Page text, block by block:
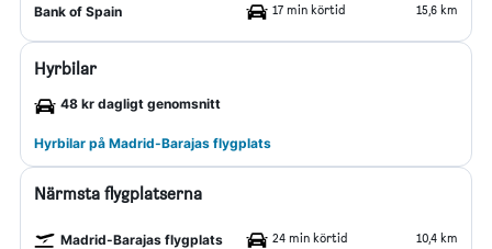
Bank of Spain 17 min körtid 15,6 km
Hyrbilar
48 kr dagligt genomsnitt
Hyrbilar på Madrid-Barajas flygplats
Närmsta flygplatserna
Madrid-Barajas flygplats 24 min körtid 10,4 km